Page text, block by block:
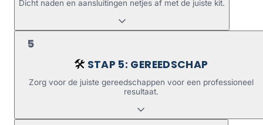
Dicht naden en aansluitingen netjes af met de juiste kit.
5
🛠️ STAP 5: GEREEDSCHAP
Zorg voor de juiste gereedschappen voor een professioneel
resultaat.